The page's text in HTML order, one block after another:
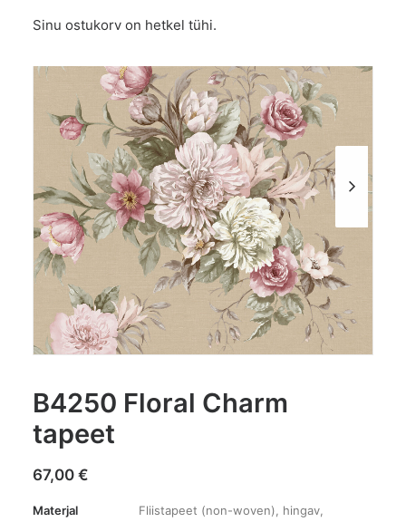
Sinu ostukorv on hetkel tühi.
B4250 Floral Charm
tapeet
67,00 €
Materjal
Fliistapeet (non-woven), hingav,